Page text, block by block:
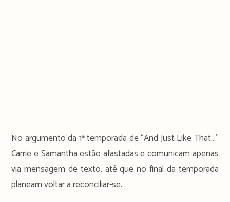
No argumento da 1ª temporada de “And Just Like That…”
Carrie e Samantha estão afastadas e comunicam apenas
via mensagem de texto, até que no final da temporada
planeam voltar a reconciliar-se.